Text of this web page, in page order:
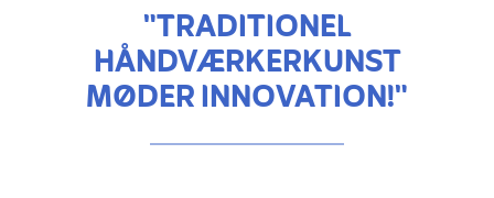
"TRADITIONEL
HÅNDVÆRKERKUNST
MØDER INNOVATION!"